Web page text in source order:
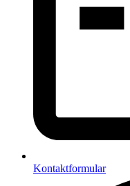
Kontaktformular